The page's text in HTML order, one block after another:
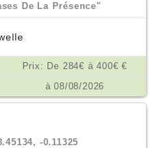
De La Présence"
Prix: De 284€ à 400€ €
à 08/08/2026
-0.11325